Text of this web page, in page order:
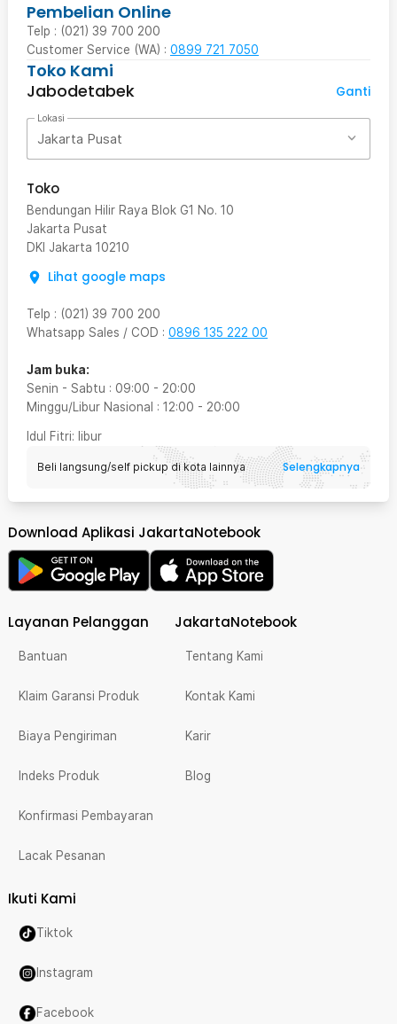
Pembelian Online
Telp : (021) 39 700 200
Customer Service (WA) : 0899 721 7050
Toko Kami
Jabodetabek
Ganti
Lokasi
Jakarta Pusat
Toko
Bendungan Hilir Raya Blok G1 No. 10
Jakarta Pusat
DKI Jakarta 10210
Lihat google maps
Telp : (021) 39 700 200
Whatsapp Sales / COD : 0896 135 222 00
Jam buka:
Senin - Sabtu : 09:00 - 20:00
Minggu/Libur Nasional : 12:00 - 20:00
Idul Fitri: libur
Beli langsung/self pickup di kota lainnya Selengkapnya
Download Aplikasi JakartaNotebook
Layanan Pelanggan
Bantuan
Klaim Garansi Produk
Biaya Pengiriman
Indeks Produk
Konfirmasi Pembayaran
Lacak Pesanan
JakartaNotebook
Tentang Kami
Kontak Kami
Karir
Blog
Ikuti Kami
Tiktok
Instagram
Facebook